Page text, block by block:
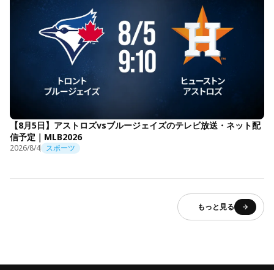
【8月5日】アストロズvsブルージェイズのテレビ放送・ネット配
信予定｜MLB2026
2026/8/4 スポーツ
もっと見る